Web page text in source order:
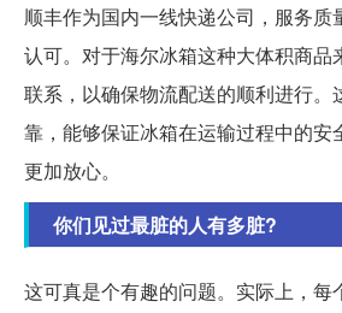
顺丰作为国内一线快递公司，服务质
认可。对于海尔冰箱这种大体积商品
联系，以确保物流配送的顺利进行。
靠，能够保证冰箱在运输过程中的安
更加放心。
你们见过最脏的人有多脏?
这可真是个有趣的问题。实际上，每